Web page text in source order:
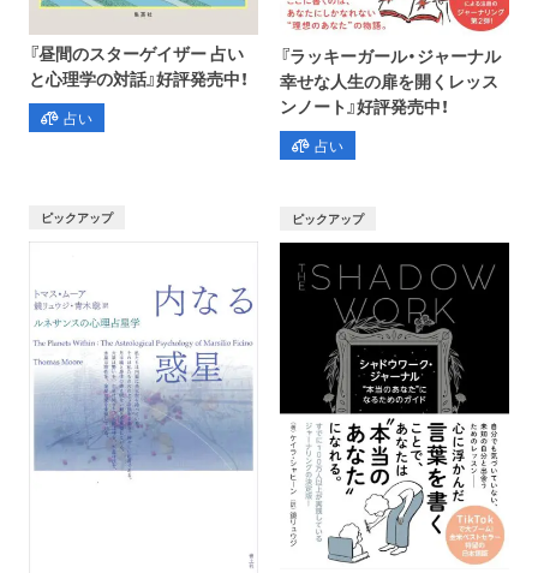
『昼間のスターゲイザー 占い
と心理学の対話』好評発売中！
占い
『ラッキーガール・ジャーナル
幸せな人生の扉を開くレッス
ンノート』好評発売中！
占い
ピックアップ ピックアップ